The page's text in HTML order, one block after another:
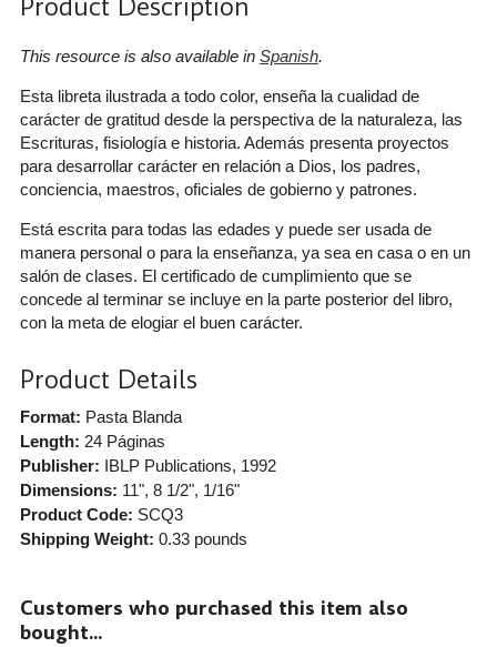
Product Description
This resource is also available in Spanish.
Esta libreta ilustrada a todo color, enseña la cualidad de
carácter de gratitud desde la perspectiva de la naturaleza, las
Escrituras, fisiología e historia. Además presenta proyectos
para desarrollar carácter en relación a Dios, los padres,
conciencia, maestros, oficiales de gobierno y patrones.
Está escrita para todas las edades y puede ser usada de
manera personal o para la enseñanza, ya sea en casa o en un
salón de clases. El certificado de cumplimiento que se
concede al terminar se incluye en la parte posterior del libro,
con la meta de elogiar el buen carácter.
Product Details
Format: Pasta Blanda
Length: 24 Páginas
Publisher: IBLP Publications, 1992
Dimensions: 11", 8 1/2", 1/16"
Product Code: SCQ3
Shipping Weight: 0.33pounds
Customers who purchased this item also
bought...